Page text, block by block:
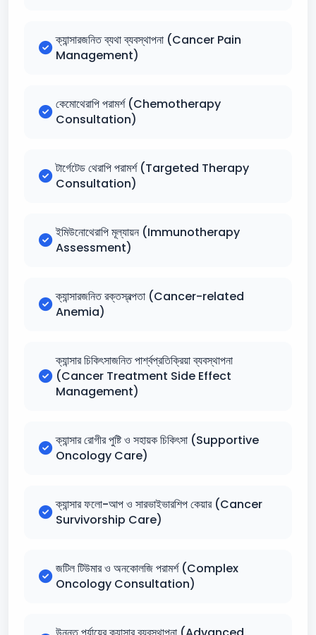
ক্যান্সারজনিত ব্যথা ব্যবস্থাপনা (Cancer Pain
Management)
কেমোথেরাপি পরামর্শ (Chemotherapy
Consultation)
টার্গেটেড থেরাপি পরামর্শ (Targeted Therapy
Consultation)
ইমিউনোথেরাপি মূল্যায়ন (Immunotherapy
Assessment)
ক্যান্সারজনিত রক্তস্বল্পতা (Cancer-related
Anemia)
ক্যান্সার চিকিৎসাজনিত পার্শ্বপ্রতিক্রিয়া ব্যবস্থাপনা
(Cancer Treatment Side Effect
Management)
ক্যান্সার রোগীর পুষ্টি ও সহায়ক চিকিৎসা (Supportive
Oncology Care)
ক্যান্সার ফলো-আপ ও সারভাইভারশিপ কেয়ার (Cancer
Survivorship Care)
জটিল টিউমার ও অনকোলজি পরামর্শ (Complex
Oncology Consultation)